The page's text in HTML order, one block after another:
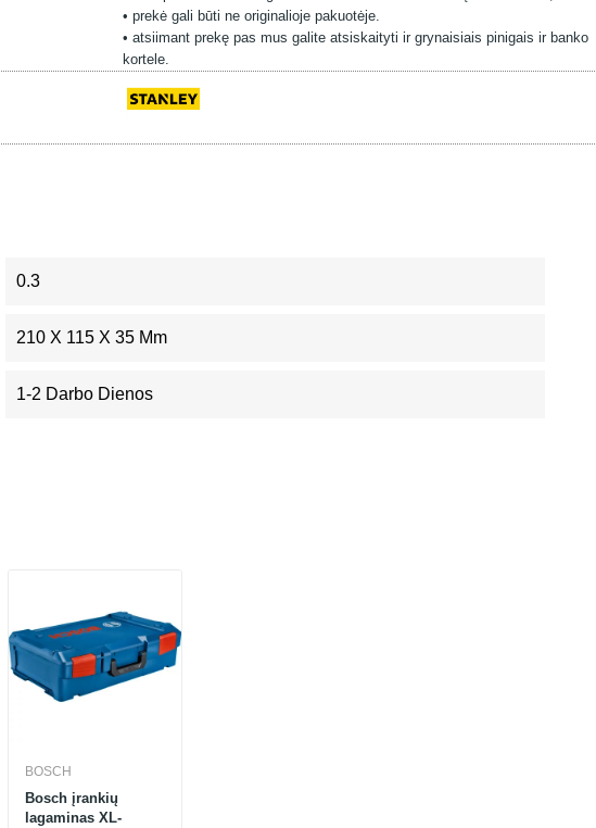
• prekė gali būti ne originalioje pakuotėje.
• atsiimant prekę pas mus galite atsiskaityti ir grynaisiais pinigais ir banko
kortele.
0.3
210 X 115 X 35 Mm
1-2 Darbo Dienos
BOSCH
Bosch įrankių
lagaminas XL-